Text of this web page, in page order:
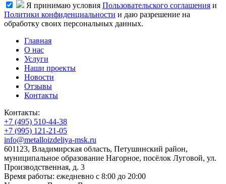
Я принимаю условия Пользовательского соглашения и
Политики конфиденциальности и даю разрешение на
обработку своих персональных данных.
Главная
О нас
Услуги
Наши проекты
Новости
Отзывы
Контакты
Контакты:
+7 (495) 510-44-38
+7 (995) 121-21-05
info@metalloizdeliya-msk.ru
601123, Владимирская область, Петушинский район,
муниципальное образование Нагорное, посёлок Луговой, ул.
Производственная, д. 3
Время работы: ежедневно с 8:00 до 20:00